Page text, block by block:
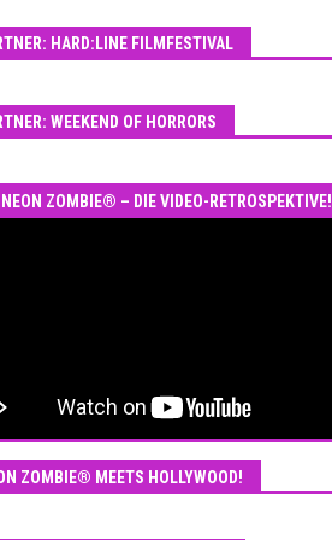
HARD:LINE FILMFESTIVAL
WEEKEND OF HORRORS
NEON ZOMBIE® – DIE VIDEO-RETROSPEKTIVE!
ZOMBIE® MEETS HOLLYWOOD!